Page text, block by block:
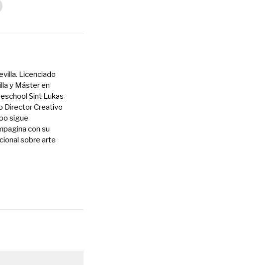
Licenciado
y Máster en
Sint Lukas
Director Creativo
sigue
con su
sobre arte